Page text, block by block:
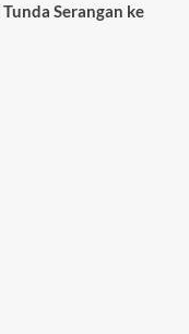
Serangan ke